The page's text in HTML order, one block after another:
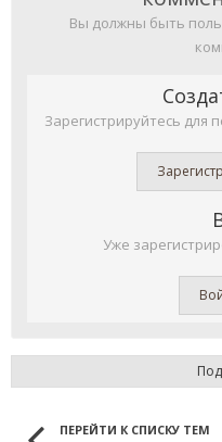
Вы должны быть
Зарегистрируйтесь для
Уже
ПЕРЕЙТИ К СПИСКУ ТЕМ